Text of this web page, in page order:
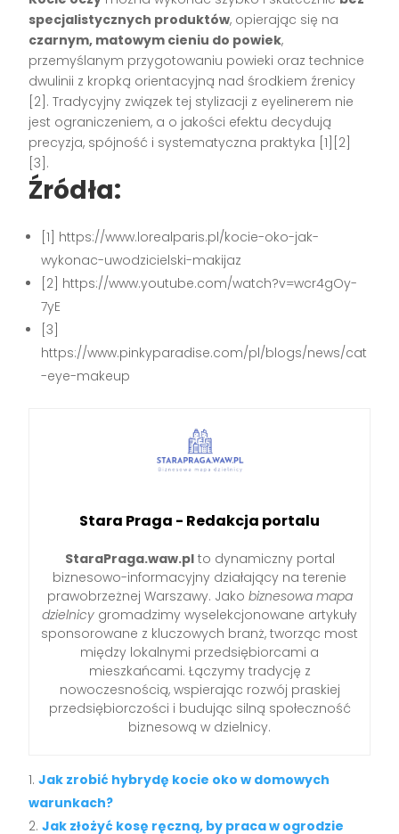
specjalistycznych produktów, opierając się na
czarnym, matowym cieniu do powiek,
przemyślanym przygotowaniu powieki oraz technice
dwulinii z kropką orientacyjną nad środkiem źrenicy
[2]. Tradycyjny związek tej stylizacji z eyelinerem nie
jest ograniczeniem, a o jakości efektu decydują
precyzja, spójność i systematyczna praktyka [1][2]
[3].
Źródła:
[1] https://www.lorealparis.pl/kocie-oko-jak-
wykonac-uwodzicielski-makijaz
[2] https://www.youtube.com/watch?v=wcr4gOy-
7yE
[3]
https://www.pinkyparadise.com/pl/blogs/news/cat
-eye-makeup
Stara Praga - Redakcja portalu
StaraPraga.waw.plto dynamiczny portal
biznesowo-informacyjny działający na terenie
prawobrzeżnej Warszawy. Jako biznesowa mapa
dzielnicy gromadzimy wyselekcjonowane artykuły
sponsorowane z kluczowych branż, tworząc most
między lokalnymi przedsiębiorcami a
mieszkańcami. Łączymy tradycję z
nowoczesnością, wspierając rozwój praskiej
przedsiębiorczości i budując silną społeczność
biznesową w dzielnicy.
Jak zrobić hybrydę kocie oko w domowych
warunkach?
Jak złożyć kosę ręczną, by praca w ogrodzie